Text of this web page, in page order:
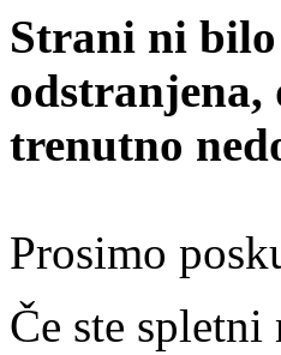
Strani ni
odstranjena,
trenutno
Prosimo
Če ste